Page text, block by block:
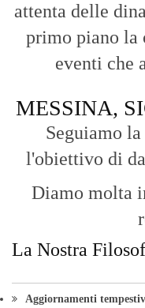
attenta delle
primo piano la
eventi che
MESSINA,
Seguiamo
l'obiettivo di
Diamo molta
La Nostra
Aggiornamenti